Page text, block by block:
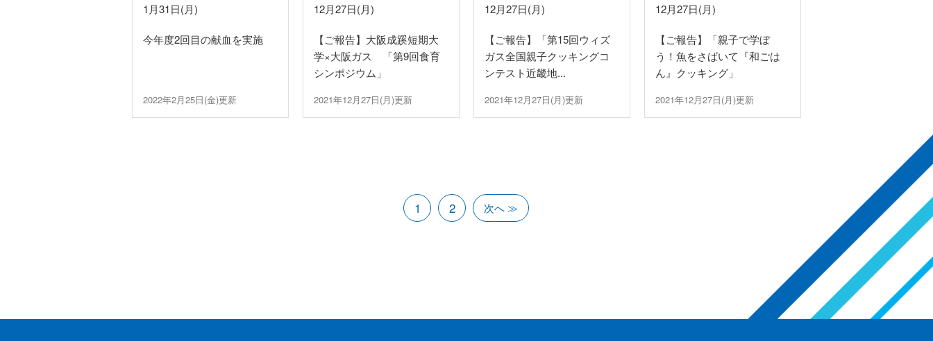
1月31日(月)
今年度2回目の献血を実施
2022年2月25日(金)更新
12月27日(月)
【ご報告】大阪成蹊短期大
学×大阪ガス 「第9回食育
シンポジウム」
2021年12月27日(月)更新
12月27日(月)
【ご報告】「第15回ウィズ
ガス全国親子クッキングコ
ンテスト近畿地...
2021年12月27日(月)更新
12月27日(月)
【ご報告】「親子で学ぼ
う！魚をさばいて『和ごは
ん』クッキング」
2021年12月27日(月)更新
1 2 次へ ≫